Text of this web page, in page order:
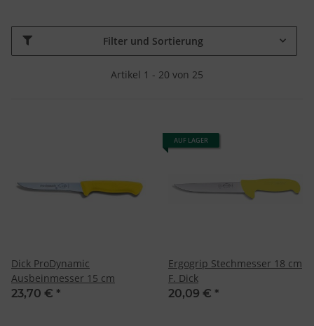
Filter und Sortierung
Artikel 1 - 20 von 25
Dick ProDynamic
Ausbeinmesser 15 cm
23,70 € *
AUF LAGER
Ergogrip Stechmesser 18 cm
F. Dick
20,09 € *